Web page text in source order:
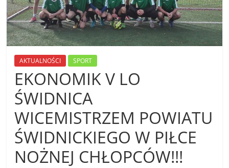
AKTUALNOŚCI SPORT
EKONOMIK V LO
ŚWIDNICA
WICEMISTRZEM POWIATU
ŚWIDNICKIEGO W PIŁCE
NOŻNEJ CHŁOPCÓW!!!